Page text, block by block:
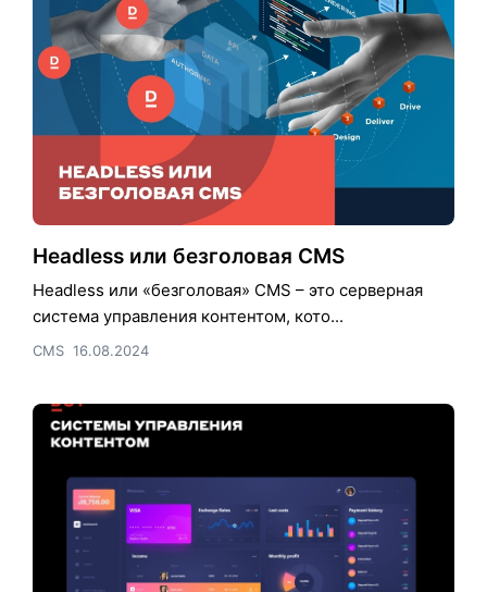
Headless или безголовая CMS
Headless или «безголовая» CMS – это серверная
система управления контентом, кото...
CMS 16.08.2024